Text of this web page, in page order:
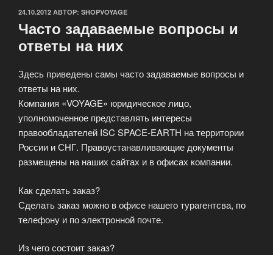
ОПУБЛИКОВАНО
24.10.2012 АВТОР: SHOPVOYAGE
Часто задаваемые вопросы и
ответы на них
Здесь приведены самы часто задаваемые вопросы и
ответы на них.
Компания «VOYAGE» юридическое лицо,
уполномоченное представлять интересы
правообладателей ISC SPACE-EARTH на территории
России и СНГ. Правоустанавливающие документы
размещены на наших сайтах и в офисах компании.
Как сделать заказ?
Сделать заказ можно в офисе нашего турагентсва, по
телефону и по электронной почте.
Из чего состоит заказ?